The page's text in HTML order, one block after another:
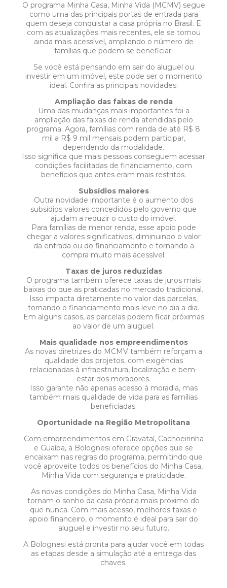
O programa Minha Casa, Minha Vida (MCMV) segue
como uma das principais portas de entrada para
quem deseja conquistar a casa própria no Brasil. E
com as atualizações mais recentes, ele se tornou
ainda mais acessível, ampliando o número de
famílias que podem se beneficiar.
Se você está pensando em sair do aluguel ou
investir em um imóvel, este pode ser o momento
ideal. Confira as principais novidades:
Ampliação das faixas de renda
Uma das mudanças mais importantes foi a
ampliação das faixas de renda atendidas pelo
programa. Agora, famílias com renda de até R$ 8
mil a R$ 9 mil mensais podem participar,
dependendo da modalidade.
Isso significa que mais pessoas conseguem acessar
condições facilitadas de financiamento, com
benefícios que antes eram mais restritos.
Subsídios maiores
Outra novidade importante é o aumento dos
subsídios valores concedidos pelo governo que
ajudam a reduzir o custo do imóvel.
Para famílias de menor renda, esse apoio pode
chegar a valores significativos, diminuindo o valor
da entrada ou do financiamento e tornando a
compra muito mais acessível.
Taxas de juros reduzidas
O programa também oferece taxas de juros mais
baixas do que as praticadas no mercado tradicional.
Isso impacta diretamente no valor das parcelas,
tornando o financiamento mais leve no dia a dia.
Em alguns casos, as parcelas podem ficar próximas
ao valor de um aluguel.
Mais qualidade nos empreendimentos
As novas diretrizes do MCMV também reforçam a
qualidade dos projetos, com exigências
relacionadas à infraestrutura, localização e bem-
estar dos moradores.
Isso garante não apenas acesso à moradia, mas
também mais qualidade de vida para as famílias
beneficiadas.
Oportunidade na Região Metropolitana
Com empreendimentos em Gravataí, Cachoeirinha
e Guaíba, a Bolognesi oferece opções que se
encaixam nas regras do programa, permitindo que
você aproveite todos os benefícios do Minha Casa,
Minha Vida com segurança e praticidade.
As novas condições do Minha Casa, Minha Vida
tornam o sonho da casa própria mais próximo do
que nunca. Com mais acesso, melhores taxas e
apoio financeiro, o momento é ideal para sair do
aluguel e investir no seu futuro.
A Bolognesi está pronta para ajudar você em todas
as etapas desde a simulação até a entrega das
chaves.